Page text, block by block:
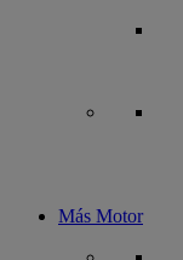
Más Motor